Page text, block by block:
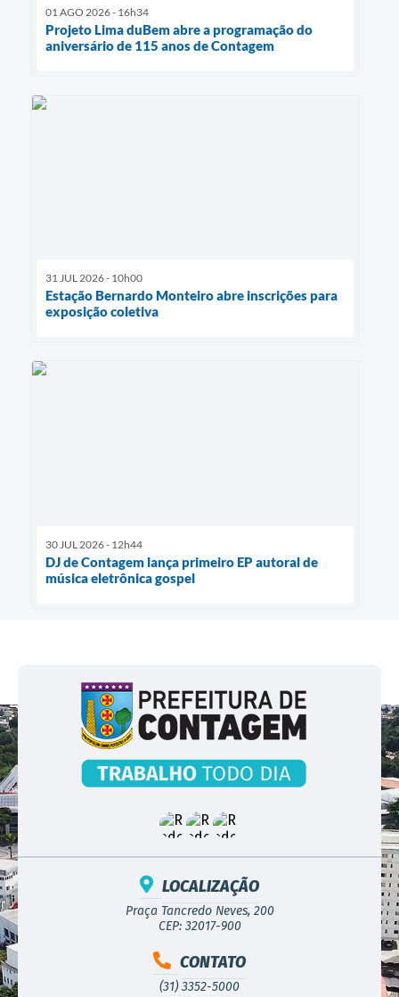
01 AGO 2026 - 16h34
Projeto Lima duBem abre a programação do
aniversário de 115 anos de Contagem
31 JUL 2026 - 10h00
Estação Bernardo Monteiro abre inscrições para
exposição coletiva
30 JUL 2026 - 12h44
DJ de Contagem lança primeiro EP autoral de
música eletrônica gospel
LOCALIZAÇÃO
Praça Tancredo Neves, 200
CEP: 32017-900
CONTATO
(31) 3352-5000